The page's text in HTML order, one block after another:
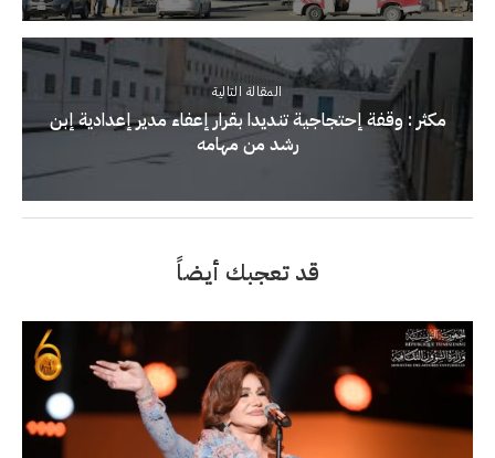
المقالة التالية
مكثر : وقفة إحتجاجية تنديدا بقرار إعفاء مدير إعدادية إبن
رشد من مهامه
قد تعجبك أيضاً